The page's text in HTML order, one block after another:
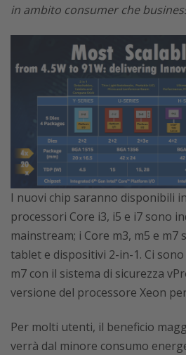
in ambito consumer che
I nuovi chip saranno disponibili
processori Core i3, i5 e i7 sono
mainstream; i Core m3, m5 e
tablet e dispositivi 2-in-1. Ci
m7 con il sistema di sicurezza
versione del processore Xeon
Per molti utenti, il beneficio
verrà dal minore consumo